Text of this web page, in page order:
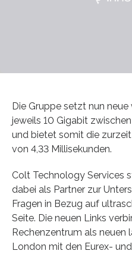
Die Gruppe setzt nun
jeweils 10 Gigabit
und bietet somit die
von 4,33 Millisekunden.
Colt Technology Services
dabei als Partner zur
Fragen in Bezug auf
Seite. Die neuen Links
Rechenzentrum als neuen
London mit den Eurex-